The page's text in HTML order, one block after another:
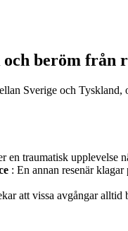
beröm från
Sverige och
en traumatisk upplevelse
: En annan resenär
att vissa avgångar